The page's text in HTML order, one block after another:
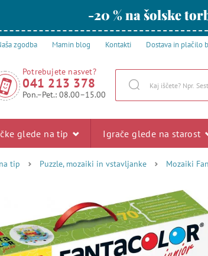
-20 % na šolske
zgodba Mamin blog Kontakti Dostava in plačilo
Potrebujete nasvet?
041 213 378
Pon.–Pet.: 08.00–15.00
glede na tip Igrače glede na starost
tip Puzzle, mozaiki in vstavljanke Mozaiki